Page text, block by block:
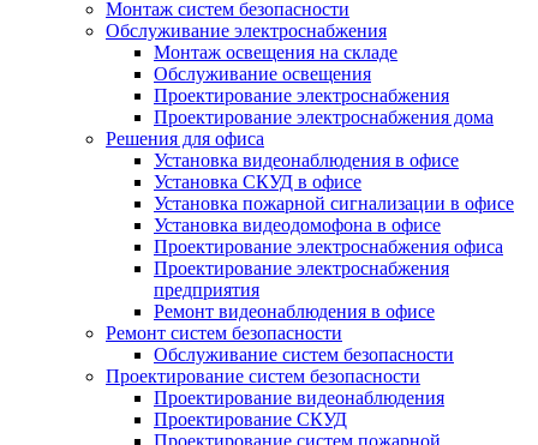
Монтаж систем безопасности
Обслуживание электроснабжения
Монтаж освещения на складе
Обслуживание освещения
Проектирование электроснабжения
Проектирование электроснабжения дома
Решения для офиса
Установка видеонаблюдения в офисе
Установка СКУД в офисе
Установка пожарной сигнализации в офисе
Установка видеодомофона в офисе
Проектирование электроснабжения офиса
Проектирование электроснабжения
предприятия
Ремонт видеонаблюдения в офисе
Ремонт систем безопасности
Обслуживание систем безопасности
Проектирование систем безопасности
Проектирование видеонаблюдения
Проектирование СКУД
Проектирование систем пожарной